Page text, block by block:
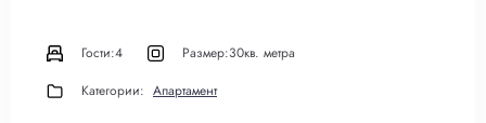
Гости:4 Размер:30кв. метра
Категории: Апартамент
Настаняване